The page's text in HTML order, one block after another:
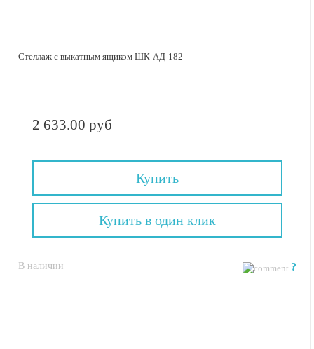
Стеллаж с выкатным ящиком ШК-АД-182
2 633.00 руб
Купить
В наличии ?
Купить в один клик